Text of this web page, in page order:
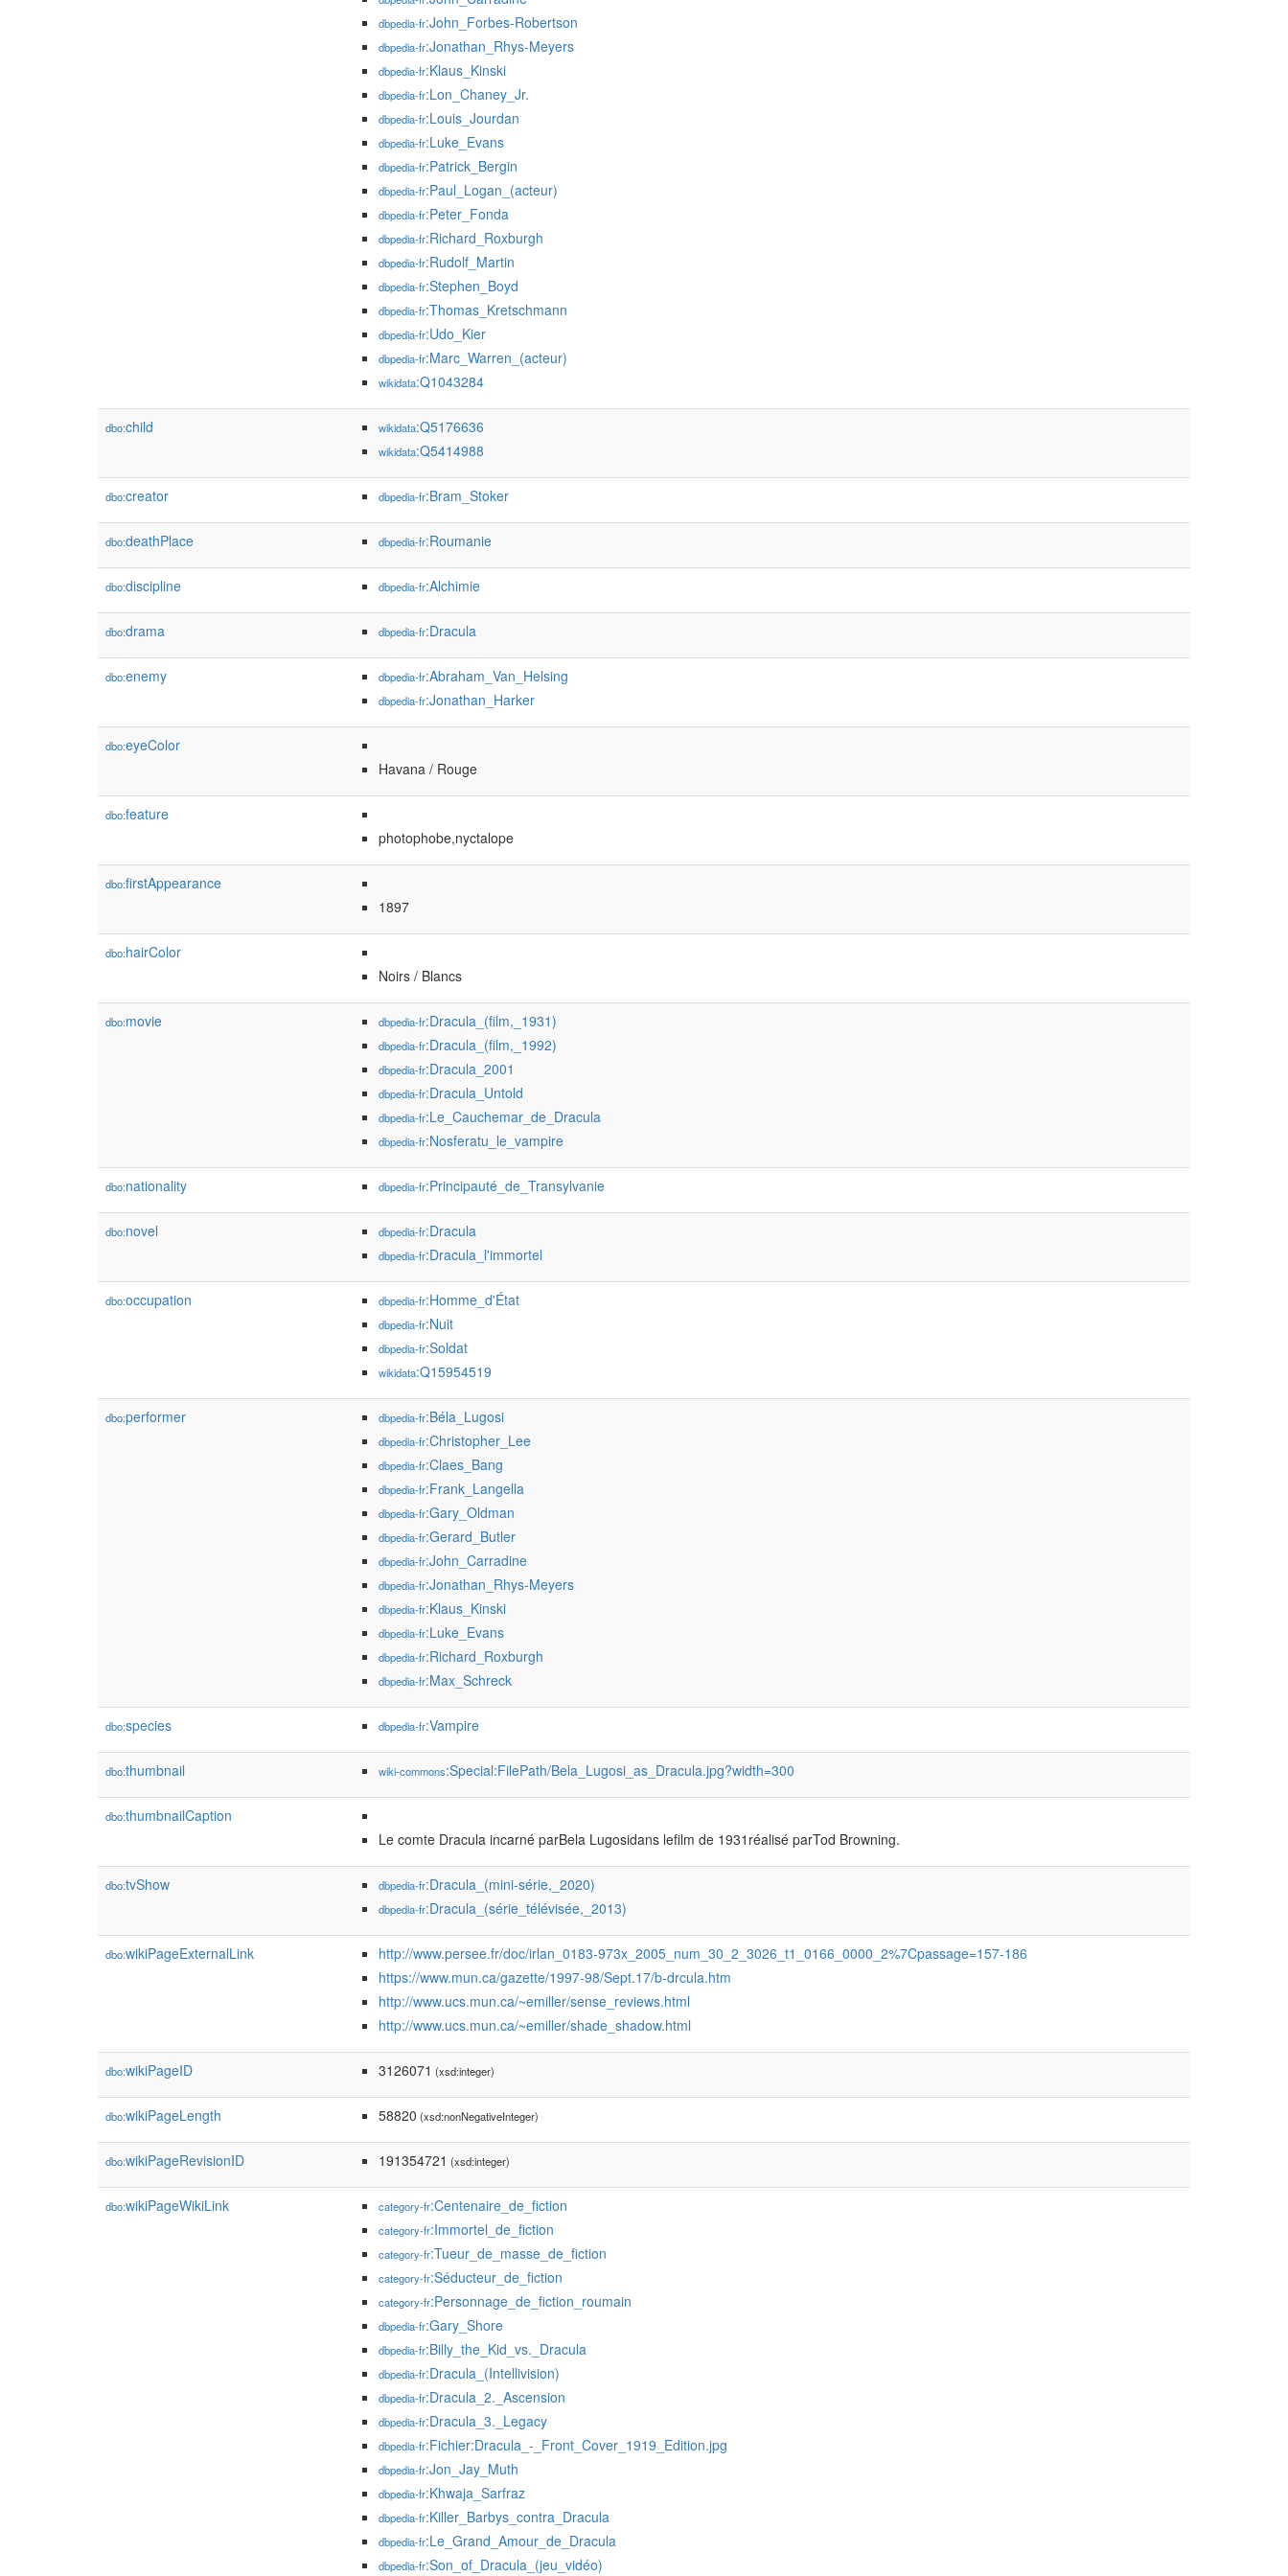
dbpedia-fr:John_Forbes-Robertson
dbpedia-fr:Jonathan_Rhys-Meyers
dbpedia-fr:Klaus_Kinski
dbpedia-fr:Lon_Chaney_Jr.
dbpedia-fr:Louis_Jourdan
dbpedia-fr:Luke_Evans
dbpedia-fr:Patrick_Bergin
dbpedia-fr:Paul_Logan_(acteur)
dbpedia-fr:Peter_Fonda
dbpedia-fr:Richard_Roxburgh
dbpedia-fr:Rudolf_Martin
dbpedia-fr:Stephen_Boyd
dbpedia-fr:Thomas_Kretschmann
dbpedia-fr:Udo_Kier
dbpedia-fr:Marc_Warren_(acteur)
wikidata:Q1043284
dbo:child wikidata:Q5176636
wikidata:Q5414988
dbo:creator dbpedia-fr:Bram_Stoker
dbo:deathPlace dbpedia-fr:Roumanie
dbo:discipline dbpedia-fr:Alchimie
dbo:drama dbpedia-fr:Dracula
dbo:enemy dbpedia-fr:Abraham_Van_Helsing
dbpedia-fr:Jonathan_Harker
dbo:eyeColor
Havana / Rouge
dbo:feature
photophobe,nyctalope
dbo:firstAppearance
1897
dbo:hairColor
Noirs / Blancs
dbo:movie dbpedia-fr:Dracula_(film,_1931)
dbpedia-fr:Dracula_(film,_1992)
dbpedia-fr:Dracula_2001
dbpedia-fr:Dracula_Untold
dbpedia-fr:Le_Cauchemar_de_Dracula
dbpedia-fr:Nosferatu_le_vampire
dbo:nationality dbpedia-fr:Principauté_de_Transylvanie
dbo:novel dbpedia-fr:Dracula
dbpedia-fr:Dracula_l'immortel
dbo:occupation dbpedia-fr:Homme_d'État
dbpedia-fr:Nuit
dbpedia-fr:Soldat
wikidata:Q15954519
dbo:performer dbpedia-fr:Béla_Lugosi
dbpedia-fr:Christopher_Lee
dbpedia-fr:Claes_Bang
dbpedia-fr:Frank_Langella
dbpedia-fr:Gary_Oldman
dbpedia-fr:Gerard_Butler
dbpedia-fr:John_Carradine
dbpedia-fr:Jonathan_Rhys-Meyers
dbpedia-fr:Klaus_Kinski
dbpedia-fr:Luke_Evans
dbpedia-fr:Richard_Roxburgh
dbpedia-fr:Max_Schreck
dbo:species dbpedia-fr:Vampire
dbo:thumbnail wiki-commons:Special:FilePath/Bela_Lugosi_as_Dracula.jpg?width=300
dbo:thumbnailCaption
Le comte Dracula incarné parBela Lugosidans lefilm de 1931réalisé parTod Browning.
dbo:tvShow dbpedia-fr:Dracula_(mini-série,_2020)
dbpedia-fr:Dracula_(série_télévisée,_2013)
dbo:wikiPageExternalLink
http://www.persee.fr/doc/irlan_0183-973x_2005_num_30_2_3026_t1_0166_0000_2%7Cpassage=157-186
https://www.mun.ca/gazette/1997-98/Sept.17/b-drcula.htm
http://www.ucs.mun.ca/~emiller/sense_reviews.html
http://www.ucs.mun.ca/~emiller/shade_shadow.html
dbo:wikiPageID 3126071 (xsd:integer)
dbo:wikiPageLength 58820 (xsd:nonNegativeInteger)
dbo:wikiPageRevisionID 191354721 (xsd:integer)
dbo:wikiPageWikiLink category-fr:Centenaire_de_fiction
category-fr:Immortel_de_fiction
category-fr:Tueur_de_masse_de_fiction
category-fr:Séducteur_de_fiction
category-fr:Personnage_de_fiction_roumain
dbpedia-fr:Gary_Shore
dbpedia-fr:Billy_the_Kid_vs._Dracula
dbpedia-fr:Dracula_(Intellivision)
dbpedia-fr:Dracula_2._Ascension
dbpedia-fr:Dracula_3._Legacy
dbpedia-fr:Fichier:Dracula_-_Front_Cover_1919_Edition.jpg
dbpedia-fr:Jon_Jay_Muth
dbpedia-fr:Khwaja_Sarfraz
dbpedia-fr:Killer_Barbys_contra_Dracula
dbpedia-fr:Le_Grand_Amour_de_Dracula
dbpedia-fr:Son_of_Dracula_(jeu_vidéo)